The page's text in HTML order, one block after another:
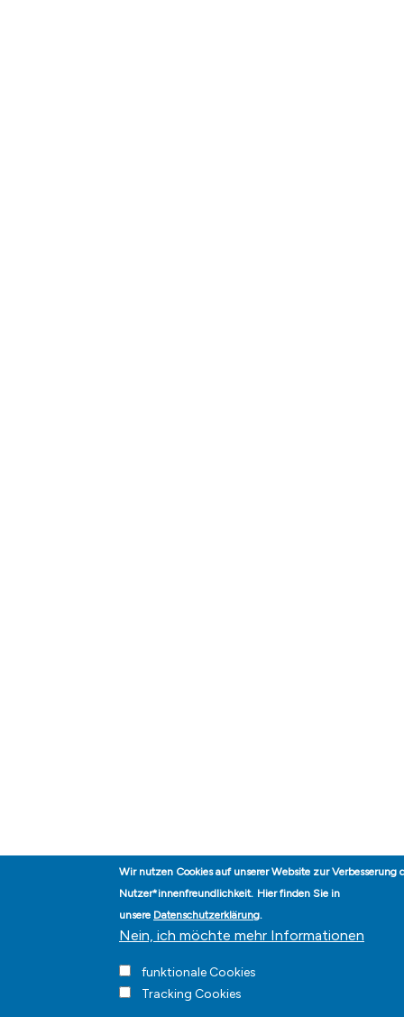
Wir nutzen Cookies auf unserer Website zur Verbesserung
Nutzer*innenfreundlichkeit. Hier finden Sie in
unsere Datenschutzerklärung.
Nein, ich möchte mehr Informationen
funktionale Cookies
Tracking Cookies